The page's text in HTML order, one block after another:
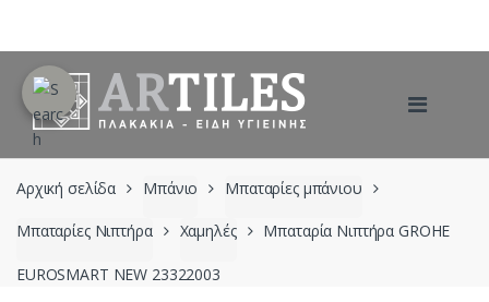
navigation
content
Αρχική σελίδα Μπάνιο Μπαταρίες μπάνιου
Μπαταρίες Νιπτήρα Χαμηλές Μπαταρία Νιπτήρα GROHE
EUROSMART NEW 23322003